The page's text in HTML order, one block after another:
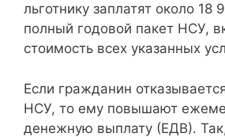
льготнику заплатят около 18
полный годовой пакет НСУ,
стоимость всех указанных
Если гражданин
НСУ, то ему повышают
денежную выплату (ЕДВ).